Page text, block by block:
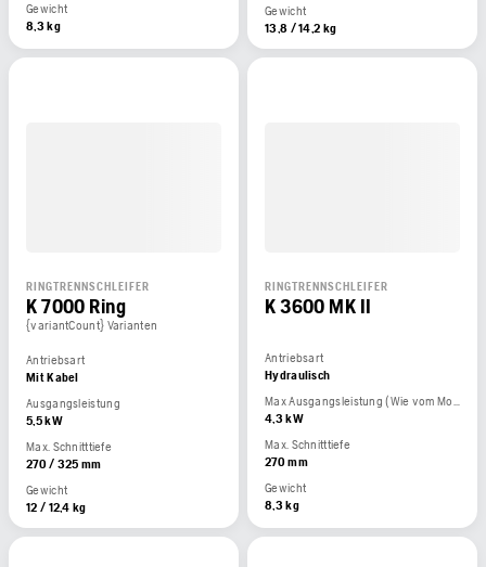
Gewicht
8,3 kg
Gewicht
13,8 / 14,2 kg
RINGTRENNSCHLEIFER
K 7000 Ring
{variantCount} Varianten
Antriebsart
Mit Kabel
Ausgangsleistung
5,5 kW
Max. Schnitttiefe
270 / 325 mm
Gewicht
12 / 12,4 kg
RINGTRENNSCHLEIFER
K 3600 MK II
Antriebsart
Hydraulisch
Max Ausgangsleistung (Wie vom Motorhersteller angegeben)
4,3 kW
Max. Schnitttiefe
270 mm
Gewicht
8,3 kg